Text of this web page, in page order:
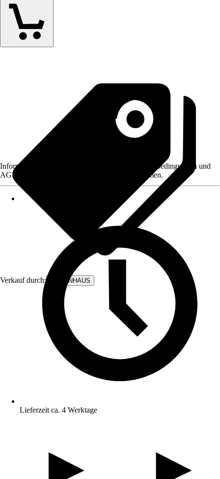
Verkauf durch: BODENHAUS
Informationen des Verkäufers, wie z. B. Rückgabebedingungen und
AGB, finden Sie bei Klick auf den Verkäufernamen.
Lieferzeit ca. 4 Werktage